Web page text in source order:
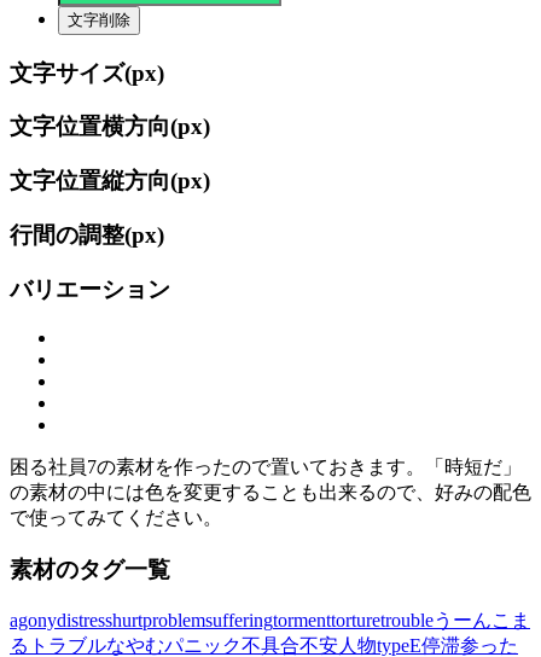
文字削除
文字サイズ(px)
文字位置横方向(px)
文字位置縦方向(px)
行間の調整(px)
バリエーション
困る社員7の素材を作ったので置いておきます。「時短だ」
の素材の中には色を変更することも出来るので、好みの配色
で使ってみてください。
素材のタグ一覧
agonydistresshurtproblemsufferingtormenttorturetroubleうーんこま
る トラブルなやむパニック不具合不安人物typeE停滞参った